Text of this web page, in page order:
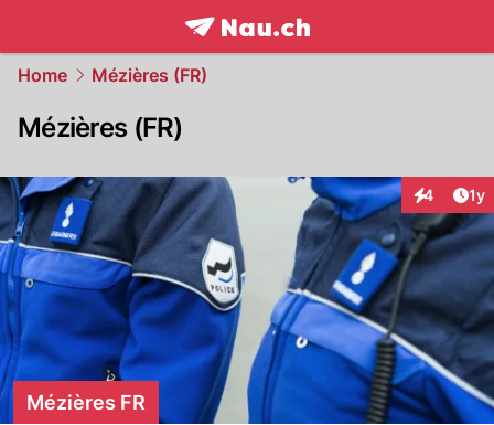
frontpage.NAU.ch
Home Mézières (FR)
Mézières (FR)
4 1y
Mézières FR